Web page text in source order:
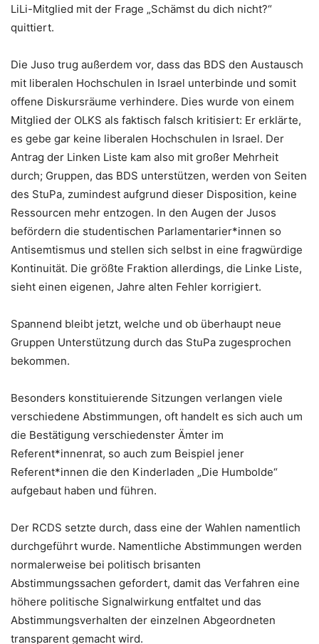
LiLi-Mitglied mit der Frage „Schämst du dich nicht?“
quittiert.
Die Juso trug außerdem vor, dass das BDS den Austausch
mit liberalen Hochschulen in Israel unterbinde und somit
offene Diskursräume verhindere. Dies wurde von einem
Mitglied der OLKS als faktisch falsch kritisiert: Er erklärte,
es gebe gar keine liberalen Hochschulen in Israel. Der
Antrag der Linken Liste kam also mit großer Mehrheit
durch; Gruppen, das BDS unterstützen, werden von Seiten
des StuPa, zumindest aufgrund dieser Disposition, keine
Ressourcen mehr entzogen. In den Augen der Jusos
befördern die studentischen Parlamentarier*innen so
Antisemtismus und stellen sich selbst in eine fragwürdige
Kontinuität. Die größte Fraktion allerdings, die Linke Liste,
sieht einen eigenen, Jahre alten Fehler korrigiert.
Spannend bleibt jetzt, welche und ob überhaupt neue
Gruppen Unterstützung durch das StuPa zugesprochen
bekommen.
Besonders konstituierende Sitzungen verlangen viele
verschiedene Abstimmungen, oft handelt es sich auch um
die Bestätigung verschiedenster Ämter im
Referent*innenrat, so auch zum Beispiel jener
Referent*innen die den Kinderladen „Die Humbolde“
aufgebaut haben und führen.
Der RCDS setzte durch, dass eine der Wahlen namentlich
durchgeführt wurde. Namentliche Abstimmungen werden
normalerweise bei politisch brisanten
Abstimmungssachen gefordert, damit das Verfahren eine
höhere politische Signalwirkung entfaltet und das
Abstimmungsverhalten der einzelnen Abgeordneten
transparent gemacht wird.